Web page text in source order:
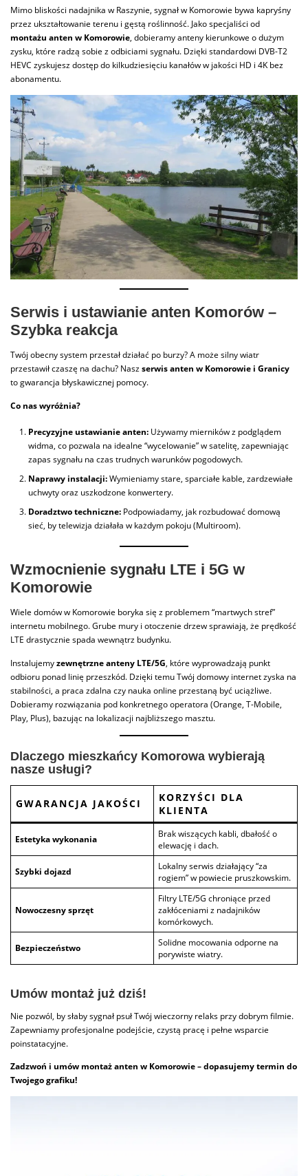
Mimo bliskości nadajnika w Raszynie, sygnał w Komorowie bywa kapryśny
przez ukształtowanie terenu i gęstą roślinność. Jako specjaliści od
montażu anten w Komorowie, dobieramy anteny kierunkowe o dużym
zysku, które radzą sobie z odbiciami sygnału. Dzięki standardowi DVB-T2
HEVC zyskujesz dostęp do kilkudziesięciu kanałów w jakości HD i 4K bez
abonamentu.
Serwis i ustawianie anten Komorów –
Szybka reakcja
Twój obecny system przestał działać po burzy? A może silny wiatr
przestawił czaszę na dachu? Naszserwis anten w Komorowie i Granicy
to gwarancja błyskawicznej pomocy.
Co nas wyróżnia?
Precyzyjne ustawianie anten: Używamy mierników z podglądem
widma, co pozwala na idealne “wycelowanie” w satelitę, zapewniając
zapas sygnału na czas trudnych warunków pogodowych.
Naprawy instalacji:Wymieniamy stare, sparciałe kable, zardzewiałe
uchwyty oraz uszkodzone konwertery.
Doradztwo techniczne: Podpowiadamy, jak rozbudować domową
sieć, by telewizja działała w każdym pokoju (Multiroom).
Wzmocnienie sygnału LTE i 5G w
Komorowie
Wiele domów w Komorowie boryka się z problemem “martwych stref”
internetu mobilnego. Grube mury i otoczenie drzew sprawiają, że prędkość
LTE drastycznie spada wewnątrz budynku.
Instalujemyzewnętrzne anteny LTE/5G, które wyprowadzają punkt
odbioru ponad linię przeszkód. Dzięki temu Twój domowy internet zyska na
stabilności, a praca zdalna czy nauka online przestaną być uciążliwe.
Dobieramy rozwiązania pod konkretnego operatora (Orange, T-Mobile,
Play, Plus), bazując na lokalizacji najbliższego masztu.
Dlaczego mieszkańcy Komorowa wybierają
nasze usługi?
GWARANCJA JAKOŚCI
KORZYŚCI DLA
KLIENTA
Estetyka wykonania
Brak wiszących kabli, dbałość o
elewację i dach.
Szybki dojazd
Lokalny serwis działający “za
rogiem” w powiecie pruszkowskim.
Nowoczesny sprzęt
Filtry LTE/5G chroniące przed
zakłóceniami z nadajników
komórkowych.
Bezpieczeństwo
Solidne mocowania odporne na
porywiste wiatry.
Umów montaż już dziś!
Nie pozwól, by słaby sygnał psuł Twój wieczorny relaks przy dobrym filmie.
Zapewniamy profesjonalne podejście, czystą pracę i pełne wsparcie
poinstatacyjne.
Zadzwoń i umów montaż anten w Komorowie – dopasujemy termin do
Twojego grafiku!